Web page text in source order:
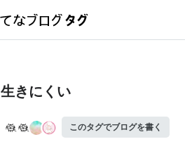
生きにくい
このタグでブログを書く